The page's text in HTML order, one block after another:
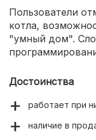
Пользователи
котла,
"умный дом".
Достоинства
работает при
наличие в